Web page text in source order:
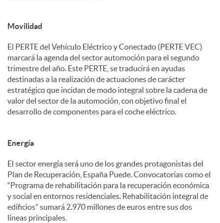
Movilidad
El PERTE del Vehículo Eléctrico y Conectado (PERTE VEC)
marcará la agenda del sector automoción para el segundo
trimestre del año. Este PERTE, se traducirá en ayudas
destinadas a la realización de actuaciones de carácter
estratégico que incidan de modo integral sobre la cadena de
valor del sector de la automoción, con objetivo final el
desarrollo de componentes para el coche eléctrico.
Energía
El sector energía será uno de los grandes protagonistas del
Plan de Recuperación, España Puede. Convocatorias como el
“Programa de rehabilitación para la recuperación económica
y social en entornos residenciales. Rehabilitación integral de
edificios” sumará 2.970 millones de euros entre sus dos
líneas principales.